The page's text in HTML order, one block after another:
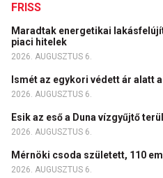
FRISS
Maradtak energetikai
piaci hitelek
2026. AUGUSZTUS 6.
Ismét az egykori védett ár alatt
2026. AUGUSZTUS 6.
Esik az eső a Duna vízgyűjtő
2026. AUGUSZTUS 6.
Mérnöki csoda született, 110
2026. AUGUSZTUS 6.